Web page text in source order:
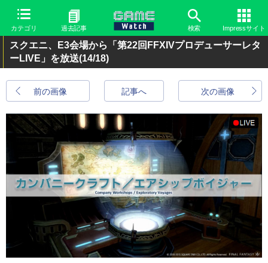
カテゴリ 過去記事 検索 Impressサイト
スクエニ、E3会場から「第22回FFXIVプロデューサーレタ
ーLIVE」を放送(14/18)
前の画像 次の画像
記事へ